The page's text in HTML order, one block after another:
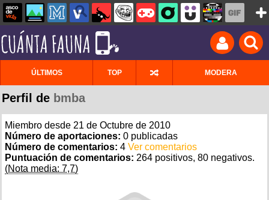
ÚLTIMOS TOP MODERA
Perfil de bmba
Miembro desde 21 de Octubre de 2010
Número de aportaciones: 0 publicadas
Número de comentarios: 4 Ver comentarios
Puntuación de comentarios: 264 positivos, 80 negativos.
(Nota media: 7,7)